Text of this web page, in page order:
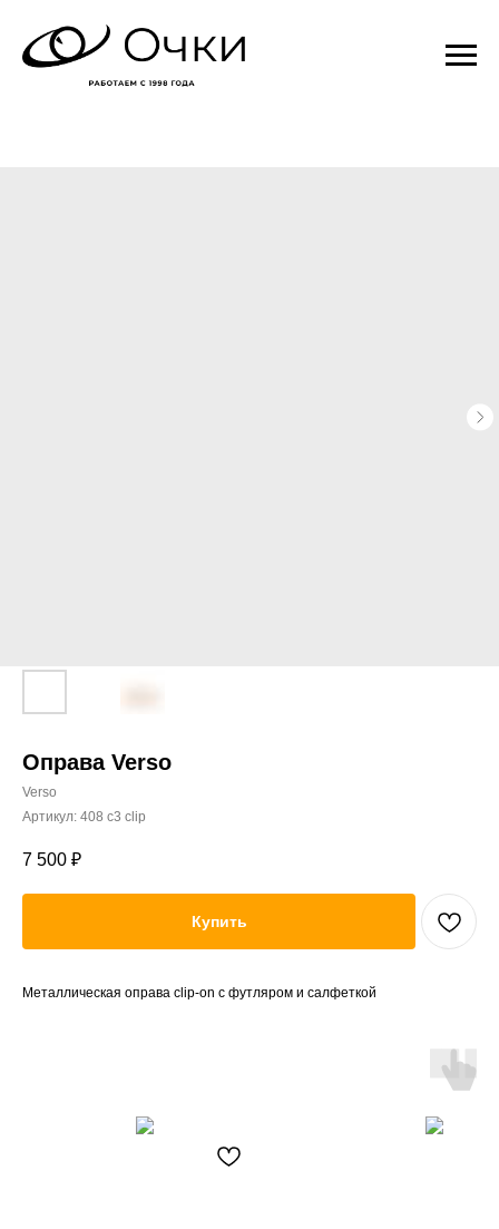
Оправа Verso
Verso
Артикул: 408 c3 clip
7 500 ₽
Купить
Металлическая оправа clip-on с футляром и салфеткой